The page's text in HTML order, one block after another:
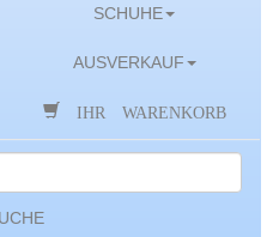
SCHUHE
AUSVERKAUF
IHR WARENKORB